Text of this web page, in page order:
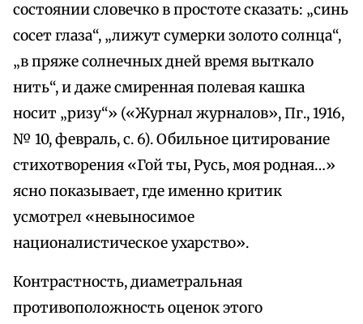
состоянии словечко в простоте сказать: „синь
сосет глаза“, „лижут сумерки золото солнца“,
„в пряже солнечных дней время выткало
нить“, и даже смиренная полевая кашка
носит „ризу“» («Журнал журналов», Пг., 1916,
№ 10, февраль, с. 6). Обильное цитирование
стихотворения «Гой ты, Русь, моя родная…»
ясно показывает, где именно критик
усмотрел «невыносимое
националистическое ухарство».
Контрастность, диаметральная
противоположность оценок этого